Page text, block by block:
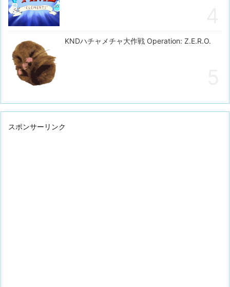
KNDハチャメチャ大作戦 Operation: Z.E.R.O.
スポンサーリンク